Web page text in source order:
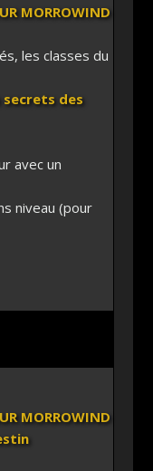
MORROWIND
les classes du
secrets des
avec un
niveau (pour
MORROWIND